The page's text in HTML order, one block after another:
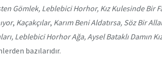
Gömlek, Leblebici Horhor, Kız Kulesinde Bir
, Kaçakçılar, Karım Beni Aldatırsa, Söz Bir
Leblebici Horhor Ağa, Aysel Bataklı Damın
bazılarıdır.